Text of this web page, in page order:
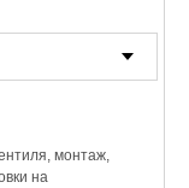
монтаж,
на